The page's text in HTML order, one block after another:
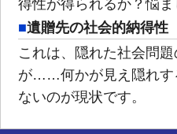
得性が得られるか？悩ま
遺贈先の社会的納得性
これは、隠れた社会問
が……何かが見え隠れす
ないのが現状です。